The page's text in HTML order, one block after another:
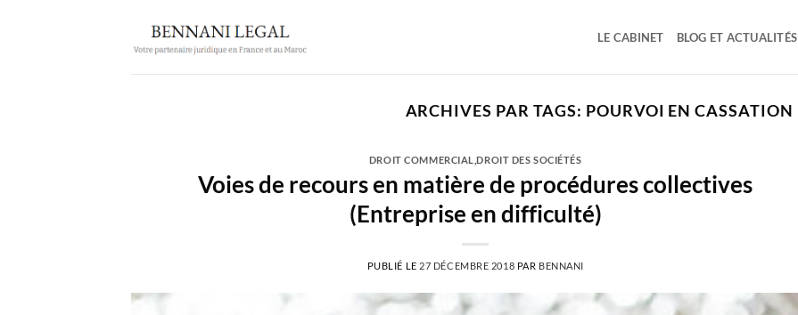
LE CABINET BLOG ET ACTUALITÉS
ARCHIVES PAR TAGS: POURVOI EN CASSATION
DROIT COMMERCIAL ,DROIT DES SOCIÉTÉS
Voies de recours en matière de procédures collectives
(Entreprise en difficulté)
PUBLIÉ LE 27 DÉCEMBRE 2018 PAR BENNANI